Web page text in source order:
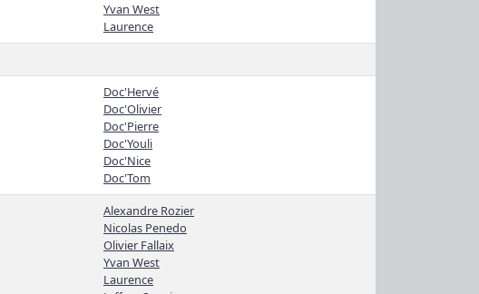
Yvan West
Laurence
Doc'Hervé
Doc'Olivier
Doc'Pierre
Doc'Youli
Doc'Nice
Doc'Tom
Alexandre Rozier
Nicolas Penedo
Olivier Fallaix
Yvan West
Laurence